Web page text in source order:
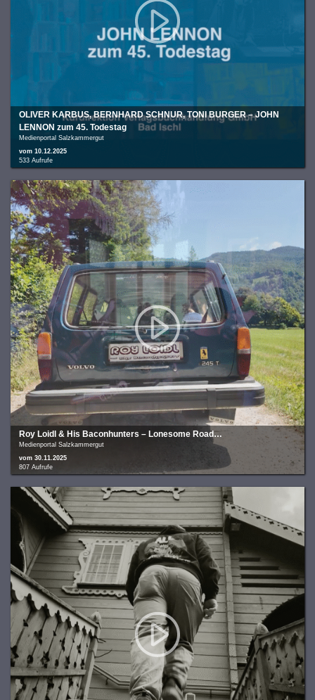
OLIVER KARBUS, BERNHARD SCHNUR, TONI BURGER – JOHN
LENNON zum 45. Todestag
Medienportal Salzkammergut
vom 10.12.2025
533 Aufrufe
Roy Loidl & His Baconhunters – Lonesome Road…
Medienportal Salzkammergut
vom 30.11.2025
807 Aufrufe